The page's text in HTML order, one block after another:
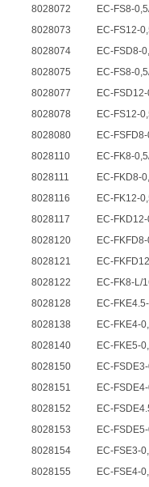
8028072
EC-FS8-
8028073
EC-FS12-
8028074
EC-FSD8-
8028075
EC-FS8-
8028077
EC-
8028078
EC-FS12-
8028080
EC-
8028110
EC-FK8-
8028111
EC-FKD8-
8028116
EC-FK12-
8028117
EC-
8028120
EC-
8028121
EC-
8028122
EC-FK8-L/
8028128
EC-
8028138
EC-FKE4-
8028140
EC-FKE5-
8028150
EC-
8028151
EC-
8028152
EC-
8028153
EC-
8028154
EC-FSE3-
8028155
EC-FSE4-